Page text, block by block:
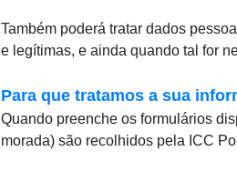
Também poderá tratar dados
e legítimas, e ainda quando tal for
Para que tratamos a sua
Quando preenche os formulários
morada) são recolhidos pela ICC